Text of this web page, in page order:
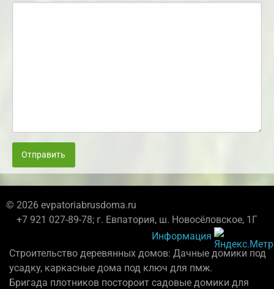
Отправить
© 2026 evpatoriabrusdoma.ru
+7 921 027-89-78; г. Евпатория, ш. Новосёловское, 1Г
Информация
Строительство деревянных домов: Дачные домики под
усадку, каркасные дома под ключ для пмж.
Бригада плотников постороит садовые домики для